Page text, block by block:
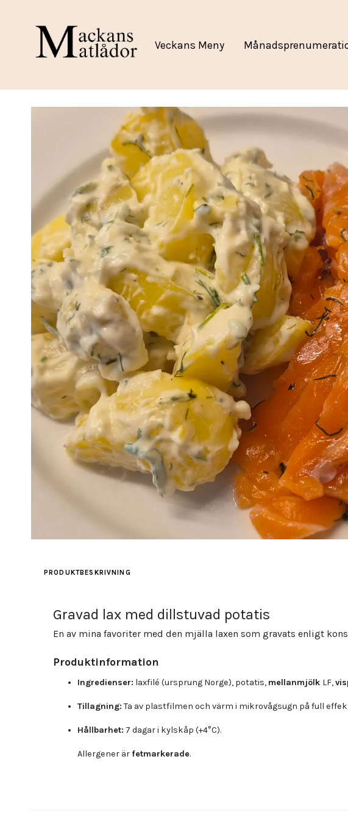
Veckans Meny
PRODUKTBESKRIVNING
Gravad lax med dillstuvad potatis
En av mina favoriter med den mjälla laxen som gravats enligt
Produktinformation
Ingredienser: laxfilé (ursprung Norge), potatis, mellanmjölk LF,
Tillagning: Ta av plastfilmen och värm i mikrovågsugn på full
Hållbarhet: 7 dagar i kylskåp (+4°C).
Allergener är fetmarkerade.